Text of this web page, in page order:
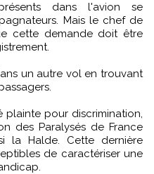
dans l'avion se
Mais le chef de
cette demande doit être
un autre vol en trouvant
pour discrimination,
des Paralysés de France
la Halde. Cette dernière
de caractériser une